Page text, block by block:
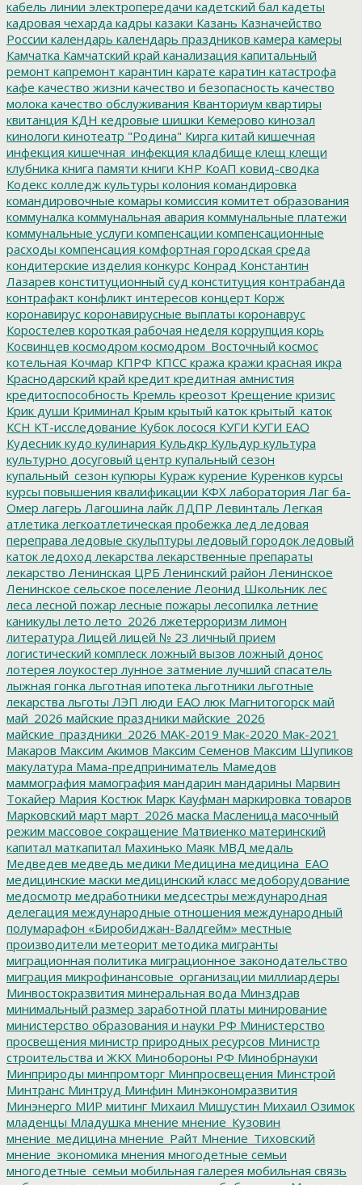
кабель линии электропередачи кадетский бал кадеты
кадровая чехарда кадры казаки Казань Казначейство
России календарь календарь праздников камера камеры
Камчатка Камчатский край канализация капитальный
ремонт капремонт карантин карате каратин катастрофа
кафе качество жизни качество и безопасность качество
молока качество обслуживания Кванториум квартиры
квитанция КДН кедровые шишки Кемерово кинозал
кинологи кинотеатр "Родина" Кирга китай кишечная
инфекция кишечная_инфекция кладбище клещ клещи
клубника книга памяти книги КНР КоАП ковид-сводка
Кодекс колледж культуры колония командировка
командировочные комары комиссия комитет образования
коммуналка коммунальная авария коммунальные платежи
коммунальные услуги компенсации компенсационные
расходы компенсация комфортная городская среда
кондитерские изделия конкурс Конрад Константин
Лазарев конституционный суд конституция контрабанда
контрафакт конфликт интересов концерт Корж
коронавирус коронавирусные выплаты коронаврус
Коростелев короткая рабочая неделя коррупция корь
Косвинцев космодром космодром_Восточный космос
котельная Кочмар КПРФ КПСС кража кражи красная икра
Краснодарский край кредит кредитная амнистия
кредитоспособность Кремль креозот Крещение кризис
Крик души Криминал Крым крытый каток крытый_каток
КСН КТ-исследование Кубок лосося КУГИ КУГИ ЕАО
Кудесник кудо кулинария Кульдкр Кульдур культура
культурно досуговый центр купальный сезон
купальный_сезон купюры Кураж курение Куренков курсы
курсы повышения квалификации КФХ лаборатория Лаг ба-
Омер лагерь Лагошина лайк ЛДПР Левинталь Легкая
атлетика легкоатлетическая пробежка лед ледовая
переправа ледовые скульптуры ледовый городок ледовый
каток ледоход лекарства лекарственные препараты
лекарство Ленинская ЦРБ Ленинский район Ленинское
Ленинское сельское поселение Леонид Школьник лес
леса лесной пожар лесные пожары лесопилка летние
каникулы лето лето_2026 лжетерроризм лимон
литература Лицей лицей № 23 личный прием
логистический комплеск ложный вызов ложный донос
лотерея лоукостер лунное затмение лучший спасатель
лыжная гонка льготная ипотека льготники льготные
лекарства льготы ЛЭП люди ЕАО люк Магнитогорск май
май_2026 майские праздники майские_2026
майские_праздники_2026 МАК-2019 Мак-2020 Мак-2021
Макаров Максим Акимов Максим Семенов Максим Шупиков
макулатура Мама-предприниматель Мамедов
маммография мамография мандарин мандарины Марвин
Токайер Мария Костюк Марк Кауфман маркировка товаров
Марковский март март_2026 маска Масленица масочный
режим массовое сокращение Матвиенко материнский
капитал маткапитал Махинько Маяк МВД медаль
Медведев медведь медики Медицина медицина_ЕАО
медицинские маски медицинский класс медоборудование
медосмотр медработники медсестры международная
делегация международные отношения международный
полумарафон «Биробиджан-Валдгейм» местные
производители метеорит методика мигранты
миграционная политика миграционное законодательство
миграция микрофинансовые_организации миллиардеры
Минвостокразвития минеральная вода Минздрав
минимальный размер заработной платы минирование
министерство образования и науки РФ Министерство
просвещения министр природных ресурсов Министр
строительства и ЖКХ Минобороны РФ Минобрнауки
Минприроды минпромторг Минпросвещения Минстрой
Минтранс Минтруд Минфин Минэкономразвития
Минэнерго МИР митинг Михаил Мишустин Михаил Озимок
младенцы Младушка мнение мнение_Кузовин
мнение_медицина мнение_Райт Мнение_Тиховский
мнение_экономика мнения многодетные семьи
многодетные_семьи мобильная галерея мобильная связь